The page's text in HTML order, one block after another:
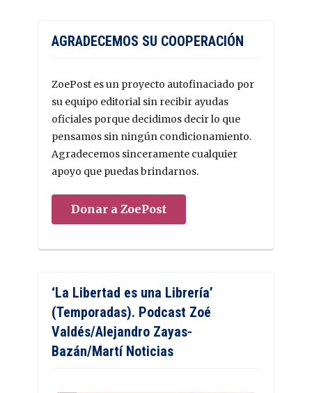
AGRADECEMOS SU COOPERACIÓN
ZoePost es un proyecto autofinaciado por
su equipo editorial sin recibir ayudas
oficiales porque decidimos decir lo que
pensamos sin ningún condicionamiento.
Agradecemos sinceramente cualquier
apoyo que puedas brindarnos.
Donar a ZoePost
‘La Libertad es una Librería’
(Temporadas). Podcast Zoé
Valdés/Alejandro Zayas-
Bazán/Martí Noticias